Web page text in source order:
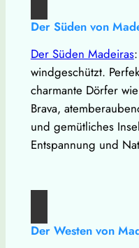
Der Süden von
Der Süden Madeiras
windgeschützt.
charmante Dörfer
Brava,
und gemütliches
Entspannung und
Der Westen von